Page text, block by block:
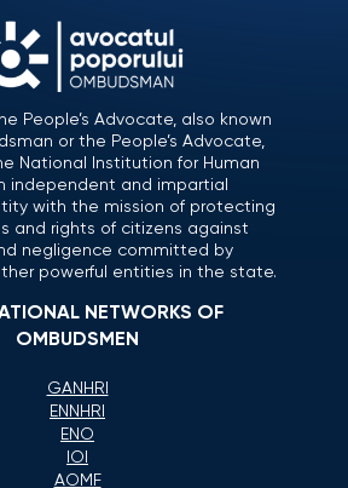
People’s Advocate, also known
or the People’s Advocate,
National Institution for Human
independent and impartial
with the mission of protecting
and rights of citizens against
negligence committed by
powerful entities in the state.
NETWORKS OF
OMBUDSMEN
GANHRI
ENNHRI
ENO
IOI
AOMF